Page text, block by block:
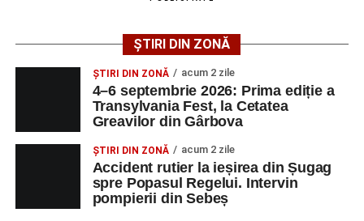
Ultimele știri din Sebeș
Femeie de 66 de ani, transportată în stare gravă la
spital după ce a fost lovită de o motocicletă pe
strada Dorobanți din Sebeș
Accident pe strada Dorobanți din Sebeș: fermeie
ȘTIRI DIN ZONĂ
ȘTIRI DIN ZONĂ acum 2 zile
4–6 septembrie 2026: Prima ediție a
Transylvania Fest, la Cetatea
Greavilor din Gârbova
ȘTIRI DIN ZONĂ acum 2 zile
Accident rutier la ieșirea din Șugag
spre Popasul Regelui. Intervin
pompierii din Sebeș